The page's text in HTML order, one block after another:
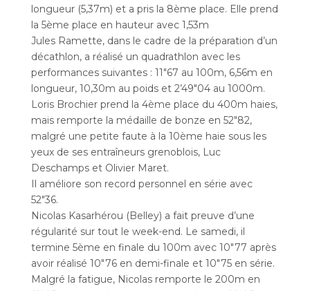
longueur (5,37m) et a pris la 8ème place. Elle prend
la 5ème place en hauteur avec 1,53m
Jules Ramette, dans le cadre de la préparation d’un
décathlon, a réalisé un quadrathlon avec les
performances suivantes : 11″67 au 100m, 6,56m en
longueur, 10,30m au poids et 2’49″04 au 1000m.
Loris Brochier prend la 4ème place du 400m haies,
mais remporte la médaille de bonze en 52″82,
malgré une petite faute à la 10ème haie sous les
yeux de ses entraîneurs grenoblois, Luc
Deschamps et Olivier Maret.
Il améliore son record personnel en série avec
52″36.
Nicolas Kasarhérou (Belley) a fait preuve d’une
régularité sur tout le week-end. Le samedi, il
termine 5ème en finale du 100m avec 10″77 après
avoir réalisé 10″76 en demi-finale et 10″75 en série.
Malgré la fatigue, Nicolas remporte le 200m en